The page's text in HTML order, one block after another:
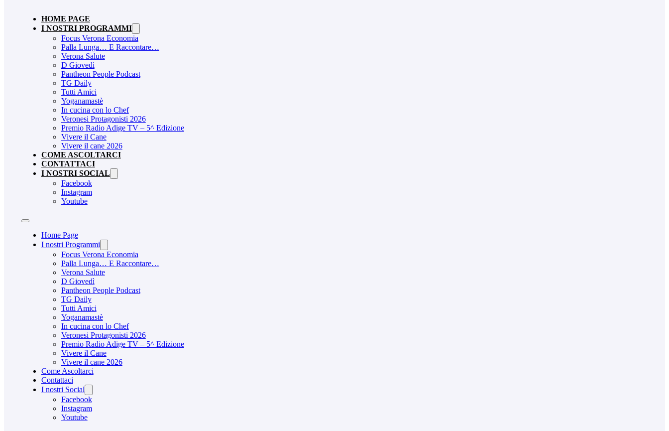
HOME PAGE
I NOSTRI PROGRAMMI
Focus Verona Economia
Palla Lunga… E Raccontare…
Verona Salute
D Giovedì
Pantheon People Podcast
TG Daily
Tutti Amici
Yoganamastè
In cucina con lo Chef
Veronesi Protagonisti 2026
Premio Radio Adige TV – 5^ Edizione
Vivere il Cane
Vivere il cane 2026
COME ASCOLTARCI
CONTATTACI
I NOSTRI SOCIAL
Facebook
Instagram
Youtube
Home Page
I nostri Programmi
Focus Verona Economia
Palla Lunga… E Raccontare…
Verona Salute
D Giovedì
Pantheon People Podcast
TG Daily
Tutti Amici
Yoganamastè
In cucina con lo Chef
Veronesi Protagonisti 2026
Premio Radio Adige TV – 5^ Edizione
Vivere il Cane
Vivere il cane 2026
Come Ascoltarci
Contattaci
I nostri Social
Facebook
Instagram
Youtube